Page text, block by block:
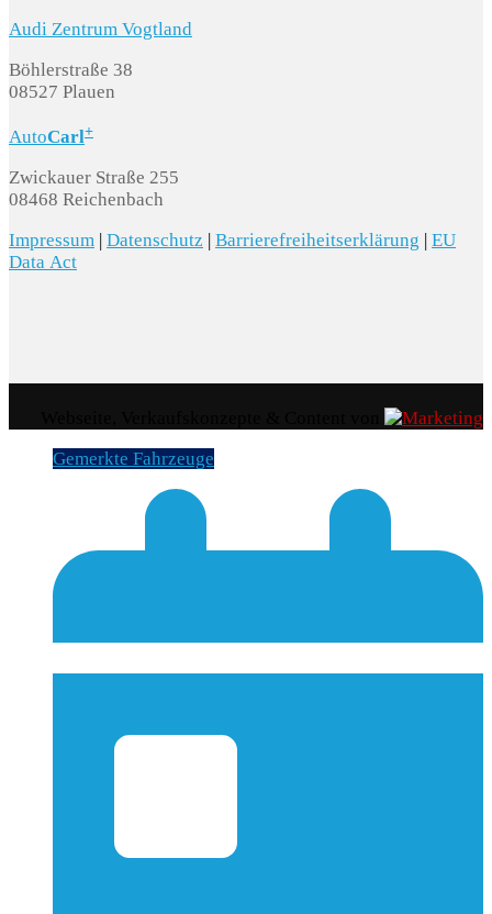
Audi Zentrum Vogtland
Böhlerstraße 38
08527 Plauen
AutoCarl+
Zwickauer Straße 255
08468 Reichenbach
Impressum | Datenschutz | Barrierefreiheitserklärung | EU
Data Act
Gemerkte Fahrzeuge